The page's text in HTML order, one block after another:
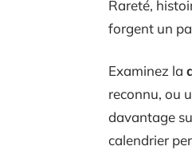
Rareté,
forgent un
Examinez la
reconnu, ou
davantage
calendrier